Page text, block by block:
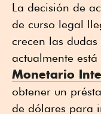
La decisión de
de curso legal
crecen las
actualmente
Monetario
obtener un
de dólares para